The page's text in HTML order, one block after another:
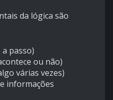
da lógica são
passo)
ou não)
várias vezes)
informações